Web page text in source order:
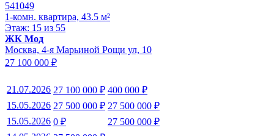
541049
1-комн. квартира, 43.5 м²
Этаж: 15 из 55
ЖК Мод
Москва, 4-я Марьиной Рощи ул, 10
27 100 000 ₽
21.07.2026 27 100 000 ₽ 400 000 ₽
15.05.2026 27 500 000 ₽ 27 500 000 ₽
15.05.2026 0 ₽
27 500 000 ₽